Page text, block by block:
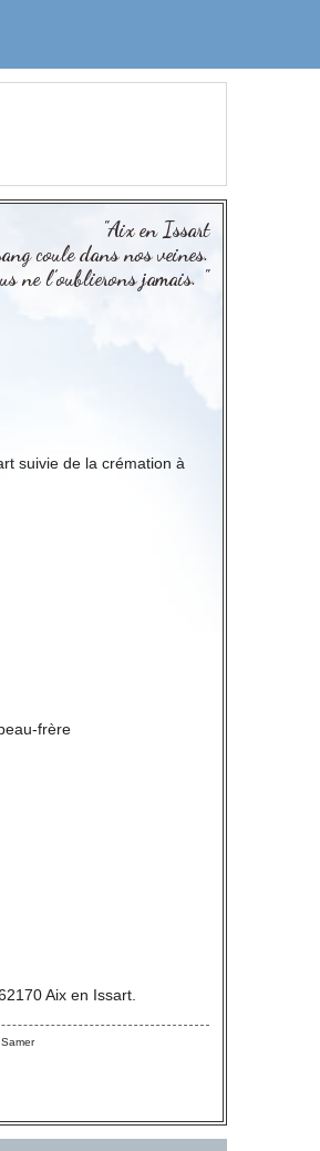
"Aix en Issart
coule dans nos veines.
ne l’oublierons jamais. "
suivie de la crémation à
frère
Aix en Issart.